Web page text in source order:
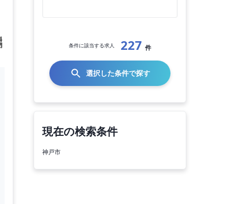
条件に該当する求人 227 件
選択した条件で探す
現在の検索条件
神戸市